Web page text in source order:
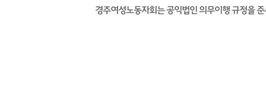
경주여성노동자회는 공익법인 의무이행 규정을